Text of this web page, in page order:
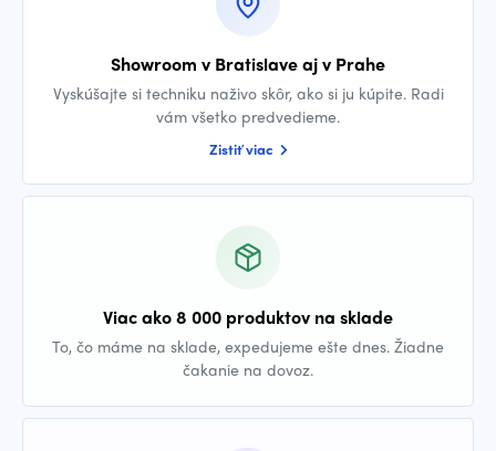
Showroom v Bratislave aj v Prahe
Vyskúšajte si techniku naživo skôr, ako si ju kúpite. Radi
vám všetko predvedieme.
Zistiť viac
Viac ako 8 000 produktov na sklade
To, čo máme na sklade, expedujeme ešte dnes. Žiadne
čakanie na dovoz.